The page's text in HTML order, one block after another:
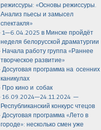
режиссуры: «Основы режиссуры.
Анализ пьесы и замысел
спектакля»
1—6.04.2025 в Минске пройдёт
неделя белорусской драматургии
Начала работу группа «Раннее
творческое развитие»
Досуговая программа на осенних
каникулах
Про кино и собак
16.09.2024—24.11.2024 —
Республиканский конкурс чтецов
Досуговая программа «Лето в
городе»: несколько смен уже